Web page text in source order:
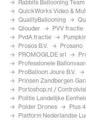
Rabbits Ballooning Team
QuickWorks Video &
QualityBallooning
Qlouder
PVV fractie
PvdA fractie
Prosos B.V.
Prosano
PROMOGILDE srl
Professionele
ProBalloon Joure B.V.
Prinsen Zandbergen
Portoshop.nl /
Politie Landelijke
Polder Drones
Plus 4
Platform Nederlandse